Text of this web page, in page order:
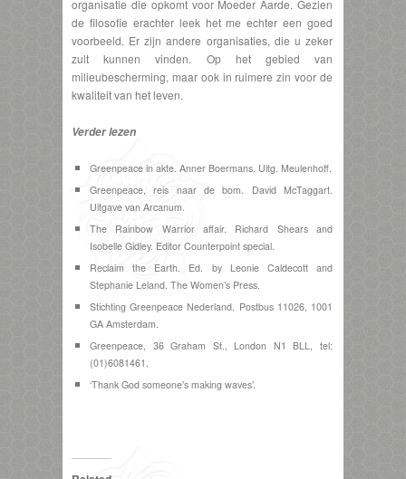
organisatie die opkomt voor Moeder Aarde. Gezien
de filosofie erachter leek het me echter een goed
voorbeeld. Er zijn andere organisaties, die u zeker
zult kunnen vinden. Op het gebied van
milieubescherming, maar ook in ruimere zin voor de
kwaliteit van het leven.
Verder lezen
Greenpeace in akte. Anner Boermans. Uitg. Meulenhoff.
Greenpeace, reis naar de bom. David McTaggart.
Uitgave van Arcanum.
The Rainbow Warrior affair. Richard Shears and
Isobelle Gidley. Editor Counterpoint special.
Reclaim the Earth. Ed. by Leonie Caldecott and
Stephanie Leland. The Women’s Press.
Stichting Greenpeace Nederland. Postbus 11026, 1001
GA Amsterdam.
Greenpeace, 36 Graham St., London N1 BLL, tel:
(01)6081461.
‘Thank God someone’s making waves’.